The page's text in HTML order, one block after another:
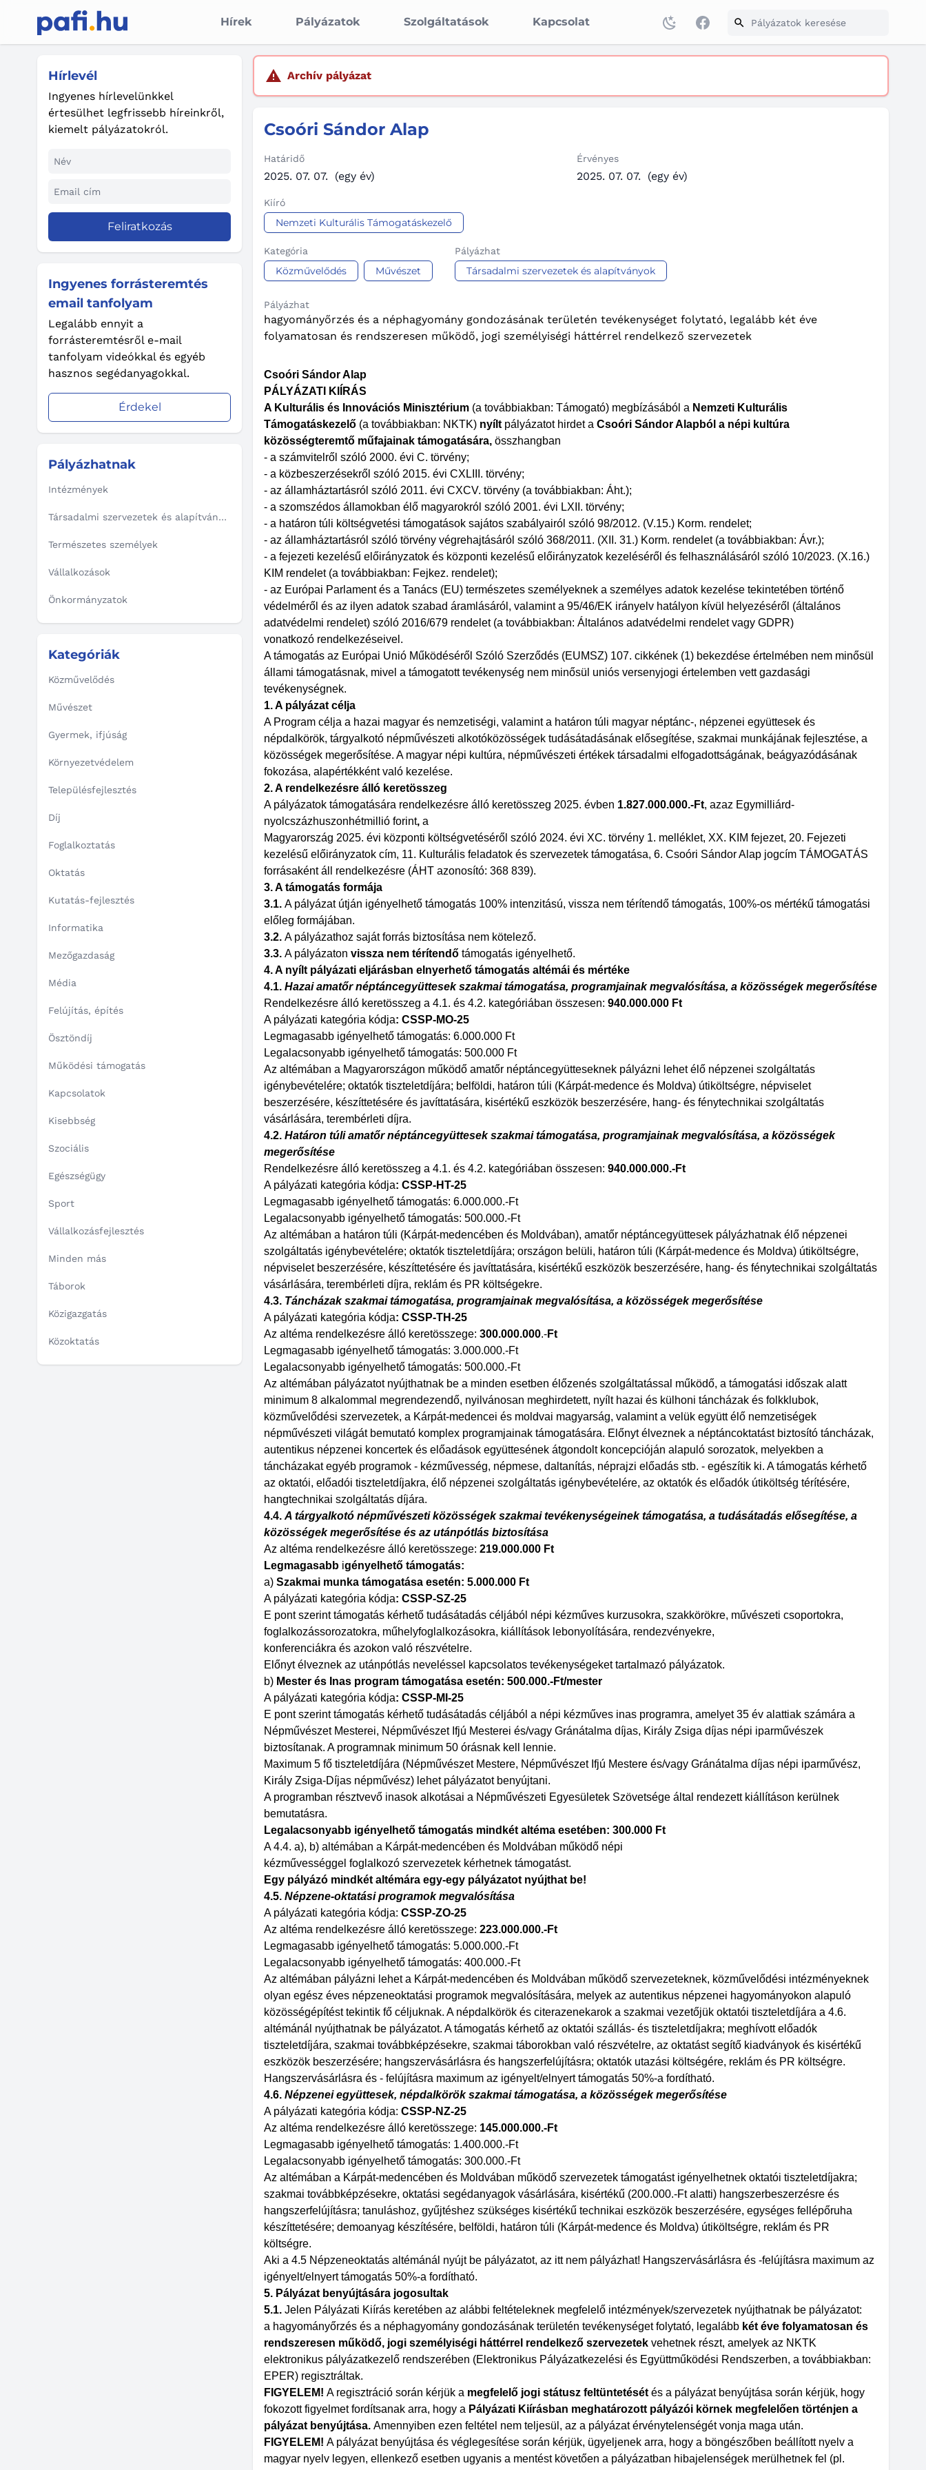
Hírek Pályázatok Szolgáltatások Kapcsolat Facebook
Hírlevél
Ingyenes hírlevelünkkel
értesülhet legfrissebb híreinkről,
kiemelt pályázatokról.
Feliratkozás
Ingyenes forrásteremtés
email tanfolyam
Legalább ennyit a
forrásteremtésről e-mail
tanfolyam videókkal és egyéb
hasznos segédanyagokkal.
Érdekel
Pályázhatnak
Intézmények
Társadalmi szervezetek és alapítványok
Természetes személyek
Vállalkozások
Önkormányzatok
Kategóriák
Közművelődés
Művészet
Gyermek, ifjúság
Környezetvédelem
Településfejlesztés
Díj
Foglalkoztatás
Oktatás
Kutatás-fejlesztés
Informatika
Mezőgazdaság
Média
Felújítás, építés
Ösztöndíj
Működési támogatás
Kapcsolatok
Kisebbség
Szociális
Egészségügy
Sport
Vállalkozásfejlesztés
Minden más
Táborok
Közigazgatás
Közoktatás
Archív pályázat
Csoóri Sándor Alap
Határidő
2025. 07. 07. (egy év)
Érvényes
2025. 07. 07. (egy év)
Kiíró
Nemzeti Kulturális Támogatáskezelő
Kategória
Közművelődés Művészet
Pályázhat
Társadalmi szervezetek és alapítványok
Pályázhat
hagyományőrzés és a néphagyomány gondozásának területén tevékenységet folytató, legalább két éve
folyamatosan és rendszeresen működő, jogi személyiségi háttérrel rendelkező szervezetek
Csoóri Sándor Alap
PÁLYÁZATI KIÍRÁS
A Kulturális és Innovációs Minisztérium (a továbbiakban: Támogató) megbízásából a Nemzeti Kulturális
Támogatáskezelő (a továbbiakban: NKTK) nyílt pályázatot hirdet a Csoóri Sándor Alapból a népi kultúra
közösségteremtő műfajainak támogatására, összhangban
- a számvitelről szóló 2000. évi C. törvény;
- a közbeszerzésekről szóló 2015. évi CXLIII. törvény;
- az államháztartásról szóló 2011. évi CXCV. törvény (a továbbiakban: Áht.);
- a szomszédos államokban élő magyarokról szóló 2001. évi LXII. törvény;
- a határon túli költségvetési támogatások sajátos szabályairól szóló 98/2012. (V.15.) Korm. rendelet;
- az államháztartásról szóló törvény végrehajtásáról szóló 368/2011. (XII. 31.) Korm. rendelet (a továbbiakban: Ávr.);
- a fejezeti kezelésű előirányzatok és központi kezelésű előirányzatok kezeléséről és felhasználásáról szóló 10/2023. (X.16.)
KIM rendelet (a továbbiakban: Fejkez. rendelet);
- az Európai Parlament és a Tanács (EU) természetes személyeknek a személyes adatok kezelése tekintetében történő
védelméről és az ilyen adatok szabad áramlásáról, valamint a 95/46/EK irányelv hatályon kívül helyezéséről (általános
adatvédelmi rendelet) szóló 2016/679 rendelet (a továbbiakban: Általános adatvédelmi rendelet vagy GDPR)
vonatkozó rendelkezéseivel.
A támogatás az Európai Unió Működéséről Szóló Szerződés (EUMSZ) 107. cikkének (1) bekezdése értelmében nem minősül
állami támogatásnak, mivel a támogatott tevékenység nem minősül uniós versenyjogi értelemben vett gazdasági
tevékenységnek.
1. A pályázat célja
A Program célja a hazai magyar és nemzetiségi, valamint a határon túli magyar néptánc-, népzenei együttesek és
népdalkörök, tárgyalkotó népművészeti alkotóközösségek tudásátadásának elősegítése, szakmai munkájának fejlesztése, a
közösségek megerősítése. A magyar népi kultúra, népművészeti értékek társadalmi elfogadottságának, beágyazódásának
fokozása, alapértékként való kezelése.
2. A rendelkezésre álló keretösszeg
A pályázatok támogatására rendelkezésre álló keretösszeg 2025. évben 1.827.000.000.-Ft, azaz Egymilliárd-
nyolcszázhuszonhétmillió forint, a
Magyarország 2025. évi központi költségvetéséről szóló 2024. évi XC. törvény 1. melléklet, XX. KIM fejezet, 20. Fejezeti
kezelésű előirányzatok cím, 11. Kulturális feladatok és szervezetek támogatása, 6. Csoóri Sándor Alap jogcím TÁMOGATÁS
forrásaként áll rendelkezésre (ÁHT azonosító: 368 839).
3. A támogatás formája
3.1. A pályázat útján igényelhető támogatás 100% intenzitású, vissza nem térítendő támogatás, 100%-os mértékű támogatási
előleg formájában.
3.2. A pályázathoz saját forrás biztosítása nem kötelező.
3.3. A pályázaton vissza nem térítendő támogatás igényelhető.
4. A nyílt pályázati eljárásban elnyerhető támogatás altémái és mértéke
4.1. Hazai amatőr néptáncegyüttesek szakmai támogatása, programjainak megvalósítása, a közösségek megerősítése
Rendelkezésre álló keretösszeg a 4.1. és 4.2. kategóriában összesen: 940.000.000 Ft
A pályázati kategória kódja: CSSP-MO-25
Legmagasabb igényelhető támogatás: 6.000.000 Ft
Legalacsonyabb igényelhető támogatás: 500.000 Ft
Az altémában a Magyarországon működő amatőr néptáncegyütteseknek pályázni lehet élő népzenei szolgáltatás
igénybevételére; oktatók tiszteletdíjára; belföldi, határon túli (Kárpát-medence és Moldva) útiköltségre, népviselet
beszerzésére, készíttetésére és javíttatására, kisértékű eszközök beszerzésére, hang- és fénytechnikai szolgáltatás
vásárlására, terembérleti díjra.
4.2. Határon túli amatőr néptáncegyüttesek szakmai támogatása, programjainak megvalósítása, a közösségek
megerősítése
Rendelkezésre álló keretösszeg a 4.1. és 4.2. kategóriában összesen: 940.000.000.-Ft
A pályázati kategória kódja: CSSP-HT-25
Legmagasabb igényelhető támogatás: 6.000.000.-Ft
Legalacsonyabb igényelhető támogatás: 500.000.-Ft
Az altémában a határon túli (Kárpát-medencében és Moldvában), amatőr néptáncegyüttesek pályázhatnak élő népzenei
szolgáltatás igénybevételére; oktatók tiszteletdíjára; országon belüli, határon túli (Kárpát-medence és Moldva) útiköltségre,
népviselet beszerzésére, készíttetésére és javíttatására, kisértékű eszközök beszerzésére, hang- és fénytechnikai szolgáltatás
vásárlására, terembérleti díjra, reklám és PR költségekre.
4.3. Táncházak szakmai támogatása, programjainak megvalósítása, a közösségek megerősítése
A pályázati kategória kódja: CSSP-TH-25
Az altéma rendelkezésre álló keretösszege: 300.000.000.-Ft
Legmagasabb igényelhető támogatás: 3.000.000.-Ft
Legalacsonyabb igényelhető támogatás: 500.000.-Ft
Az altémában pályázatot nyújthatnak be a minden esetben élőzenés szolgáltatással működő, a támogatási időszak alatt
minimum 8 alkalommal megrendezendő, nyilvánosan meghirdetett, nyílt hazai és külhoni táncházak és folkklubok,
közművelődési szervezetek, a Kárpát-medencei és moldvai magyarság, valamint a velük együtt élő nemzetiségek
népművészeti világát bemutató komplex programjainak támogatására. Előnyt élveznek a néptáncoktatást biztosító táncházak,
autentikus népzenei koncertek és előadások együttesének átgondolt koncepcióján alapuló sorozatok, melyekben a
táncházakat egyéb programok - kézművesség, népmese, daltanítás, néprajzi előadás stb. - egészítik ki. A támogatás kérhető
az oktatói, előadói tiszteletdíjakra, élő népzenei szolgáltatás igénybevételére, az oktatók és előadók útiköltség térítésére,
hangtechnikai szolgáltatás díjára.
4.4. A tárgyalkotó népművészeti közösségek szakmai tevékenységeinek támogatása, a tudásátadás elősegítése, a
közösségek megerősítése és az utánpótlás biztosítása
Az altéma rendelkezésre álló keretösszege: 219.000.000 Ft
Legmagasabb igényelhető támogatás:
a) Szakmai munka támogatása esetén: 5.000.000 Ft
A pályázati kategória kódja: CSSP-SZ-25
E pont szerint támogatás kérhető tudásátadás céljából népi kézműves kurzusokra, szakkörökre, művészeti csoportokra,
foglalkozássorozatokra, műhelyfoglalkozásokra, kiállítások lebonyolítására, rendezvényekre,
konferenciákra és azokon való részvételre.
Előnyt élveznek az utánpótlás neveléssel kapcsolatos tevékenységeket tartalmazó pályázatok.
b) Mester és Inas program támogatása esetén: 500.000.-Ft/mester
A pályázati kategória kódja: CSSP-MI-25
E pont szerint támogatás kérhető tudásátadás céljából a népi kézműves inas programra, amelyet 35 év alattiak számára a
Népművészet Mesterei, Népművészet Ifjú Mesterei és/vagy Gránátalma díjas, Király Zsiga díjas népi iparművészek
biztosítanak. A programnak minimum 50 órásnak kell lennie.
Maximum 5 fő tiszteletdíjára (Népművészet Mestere, Népművészet Ifjú Mestere és/vagy Gránátalma díjas népi iparművész,
Király Zsiga-Díjas népművész) lehet pályázatot benyújtani.
A programban résztvevő inasok alkotásai a Népművészeti Egyesületek Szövetsége által rendezett kiállításon kerülnek
bemutatásra.
Legalacsonyabb igényelhető támogatás mindkét altéma esetében: 300.000 Ft
A 4.4. a), b) altémában a Kárpát-medencében és Moldvában működő népi
kézművességgel foglalkozó szervezetek kérhetnek támogatást.
Egy pályázó mindkét altémára egy-egy pályázatot nyújthat be!
4.5. Népzene-oktatási programok megvalósítása
A pályázati kategória kódja: CSSP-ZO-25
Az altéma rendelkezésre álló keretösszege: 223.000.000.-Ft
Legmagasabb igényelhető támogatás: 5.000.000.-Ft
Legalacsonyabb igényelhető támogatás: 400.000.-Ft
Az altémában pályázni lehet a Kárpát-medencében és Moldvában működő szervezeteknek, közművelődési intézményeknek
olyan egész éves népzene­oktatási programok megvalósítására, melyek az autentikus népzenei hagyományokon alapuló
közösségépítést tekintik fő céljuknak. A népdalkörök és citerazenekarok a szakmai vezetőjük oktatói tiszteletdíjára a 4.6.
altémánál nyújthatnak be pályázatot. A támogatás kérhető az oktatói szállás- és tiszteletdíjakra; meghívott előadók
tiszteletdíjára, szakmai továbbképzésekre, szakmai táborokban való részvételre, az oktatást segítő kiadványok és kisértékű
eszközök beszerzésére; hangszervásárlásra és hangszerfelújításra; oktatók utazási költségére, reklám és PR költségre.
Hangszervásárlásra és - felújításra maximum az igényelt/elnyert támogatás 50%-a fordítható.
4.6. Népzenei együttesek, népdalkörök szakmai támogatása, a közösségek megerősítése
A pályázati kategória kódja: CSSP-NZ-25
Az altéma rendelkezésre álló keretösszege: 145.000.000.-Ft
Legmagasabb igényelhető támogatás: 1.400.000.-Ft
Legalacsonyabb igényelhető támogatás: 300.000.-Ft
Az altémában a Kárpát-medencében és Moldvában működő szervezetek támogatást igényelhetnek oktatói tiszteletdíjakra;
szakmai továbbképzésekre, oktatási segédanyagok vásárlására, kisértékű (200.000.-Ft alatti) hangszerbeszerzésre és
hangszerfelújításra; tanuláshoz, gyűjtéshez szükséges kisértékű technikai eszközök beszerzésére, egységes fellépőruha
készíttetésére; demoanyag készítésére, belföldi, határon túli (Kárpát-medence és Moldva) útiköltségre, reklám és PR
költségre.
Aki a 4.5 Népzeneoktatás altémánál nyújt be pályázatot, az itt nem pályázhat! Hangszervásárlásra és -felújításra maximum az
igényelt/elnyert támogatás 50%-a fordítható.
5. Pályázat benyújtására jogosultak
5.1. Jelen Pályázati Kiírás keretében az alábbi feltételeknek megfelelő intézmények/szervezetek nyújthatnak be pályázatot:
a hagyományőrzés és a néphagyomány gondozásának területén tevékenységet folytató, legalább két éve folyamatosan és
rendszeresen működő, jogi személyiségi háttérrel rendelkező szervezetek vehetnek részt, amelyek az NKTK
elektronikus pályázatkezelő rendszerében (Elektronikus Pályázatkezelési és Együttműködési Rendszerben, a továbbiakban:
EPER) regisztráltak.
FIGYELEM! A regisztráció során kérjük a megfelelő jogi státusz feltüntetését és a pályázat benyújtása során kérjük, hogy
fokozott figyelmet fordítsanak arra, hogy a Pályázati Kiírásban meghatározott pályázói körnek megfelelően történjen a
pályázat benyújtása. Amennyiben ezen feltétel nem teljesül, az a pályázat érvénytelenségét vonja maga után.
FIGYELEM! A pályázat benyújtása és véglegesítése során kérjük, ügyeljenek arra, hogy a böngészőben beállított nyelv a
magyar nyelv legyen, ellenkező esetben ugyanis a mentést követően a pályázatban hibajelenségek merülhetnek fel (pl.